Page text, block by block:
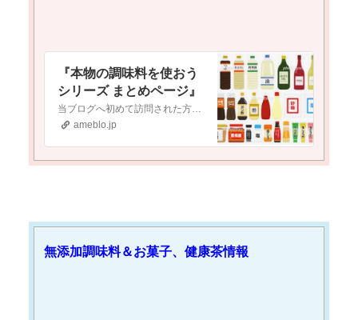
『本物の調味料を使おう
シリーズ まとめページ』
当ブログへ初めて訪問された方へ当ブログは『現代医療やワクチンに対して疑念を抱いている』という方や『食の安全(農薬・添加物etc.)に不安を感じている』という方…
ameblo.jp
無添加調味料＆お菓子、健康茶情報